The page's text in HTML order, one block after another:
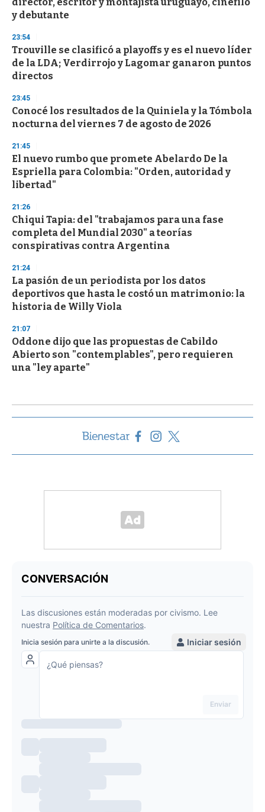
o
n
d
director, escritor y montajista uruguayo, cinéfilo
y debutante
23:54
Trouville se clasificó a playoffs y es el nuevo líder
de la LDA; Verdirrojo y Lagomar ganaron puntos
directos
23:45
Conocé los resultados de la Quiniela y la Tómbola
nocturna del viernes 7 de agosto de 2026
21:45
El nuevo rumbo que promete Abelardo De la
Espriella para Colombia: "Orden, autoridad y
libertad"
21:26
Chiqui Tapia: del "trabajamos para una fase
completa del Mundial 2030" a teorías
conspirativas contra Argentina
21:24
La pasión de un periodista por los datos
deportivos que hasta le costó un matrimonio: la
historia de Willy Viola
21:07
Oddone dijo que las propuestas de Cabildo
Abierto son "contemplables", pero requieren
una "ley aparte"